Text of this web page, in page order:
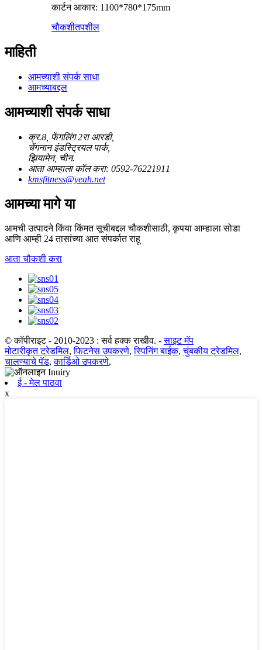
कार्टन आकार: 1100*780*175mm
चौकशीतपशील
माहिती
आमच्याशी संपर्क साधा
आमच्याबद्दल
आमच्याशी संपर्क साधा
क्र.8, फेंगलिंग 2रा आरडी,
चेंगनान इंडस्ट्रियल पार्क,
झियामेन, चीन.
आता आम्हाला कॉल करा: 0592-76221911
kmsfitness@yeah.net
आमच्या मागे या
आमची उत्पादने किंवा किंमत सूचीबद्दल चौकशीसाठी, कृपया आम्हाला सोडा
आणि आम्ही 24 तासांच्या आत संपर्कात राहू
आता चौकशी करा
© कॉपीराइट - 2010-2023 : सर्व हक्क राखीव. -साइट मॅप
मोटारीकृत ट्रेडमिल,फिटनेस उपकरणे,स्पिनिंग बाईक,चुंबकीय ट्रेडमिल,
चालण्याचे पॅड,कार्डिओ उपकरणे,
ई - मेल पाठवा
x